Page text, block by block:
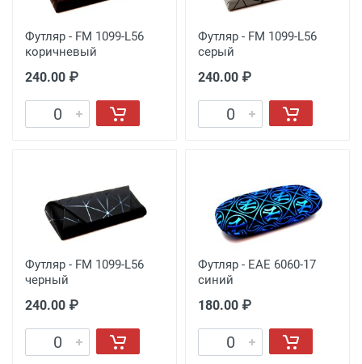
Футляр - FM 1099-L56
коричневый
240.00 ₽
Футляр - FM 1099-L56
серый
240.00 ₽
Футляр - FM 1099-L56
черный
240.00 ₽
Футляр - EAE 6060-17
синий
180.00 ₽